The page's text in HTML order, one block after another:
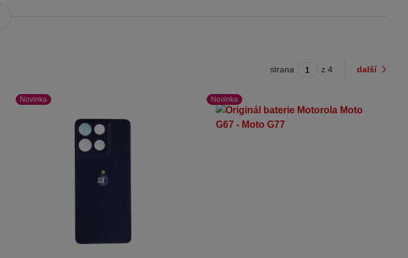
strana z 4 další
Novinka Novinka